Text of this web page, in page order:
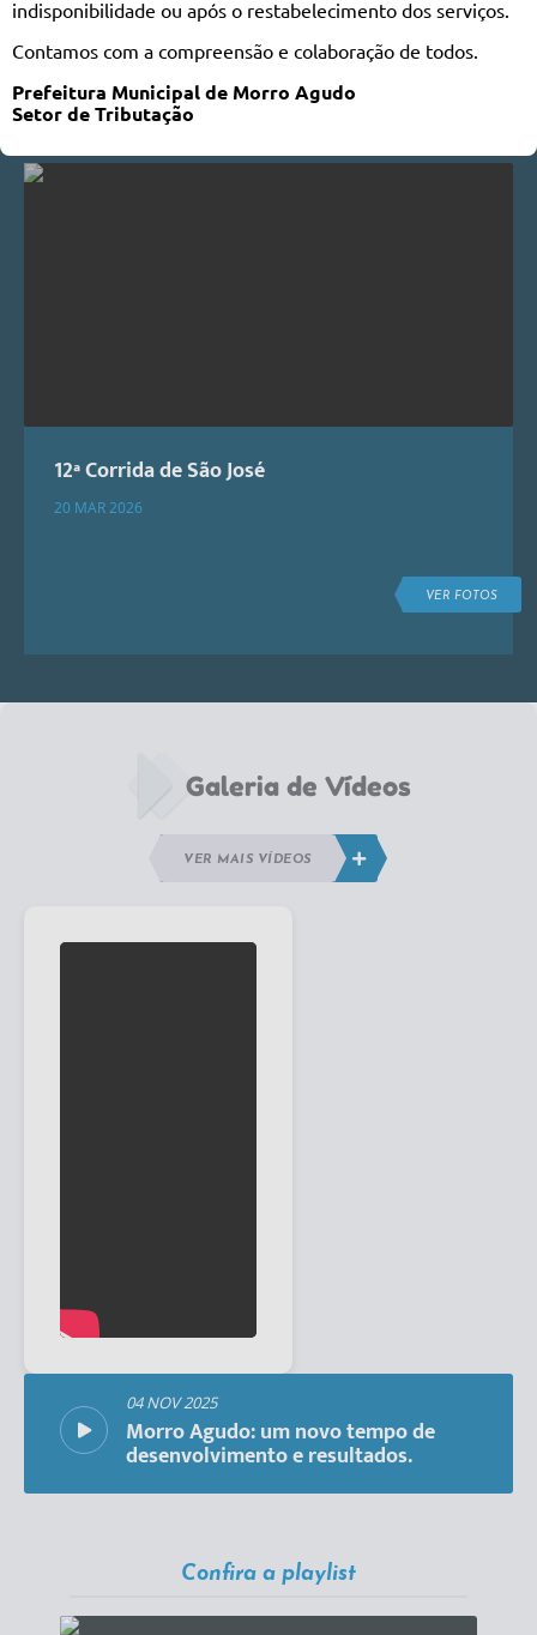
Galeria de Fotos
VER MAIS FOTOS
12ª Corrida de São José
20 MAR 2026
VER FOTOS
Galeria de Vídeos
VER MAIS VÍDEOS
04 NOV 2025
Morro Agudo: um novo tempo de
desenvolvimento e resultados.
Confira a playlist
indisponibilidade ou após o restabelecimento dos serviços.
Contamos com a compreensão e colaboração de todos.
Prefeitura Municipal de Morro Agudo
Setor de Tributação